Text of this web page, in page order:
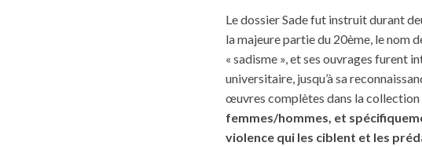
Le dossier Sade fut instruit durant
la majeure partie du 20ème, le nom
« sadisme », et ses ouvrages furent
universitaire, jusqu’à sa
œuvres complètes dans la collection
femmes/hommes, et
violence qui les ciblent et les